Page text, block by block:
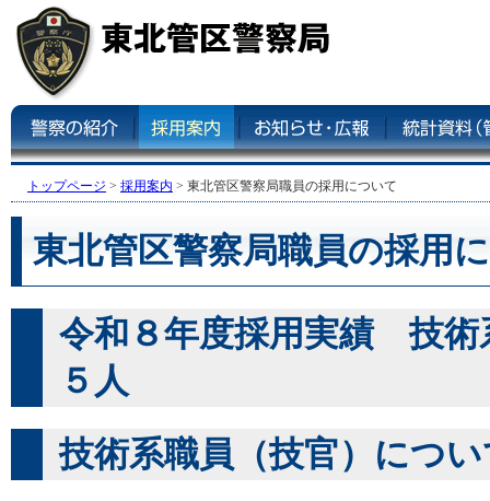
トップページ > 採用案内 > 東北管区警察局職員の採用について
東北管区警察局職員の採用
令和８年度採用実績
５人
技術系職員（技官）につ